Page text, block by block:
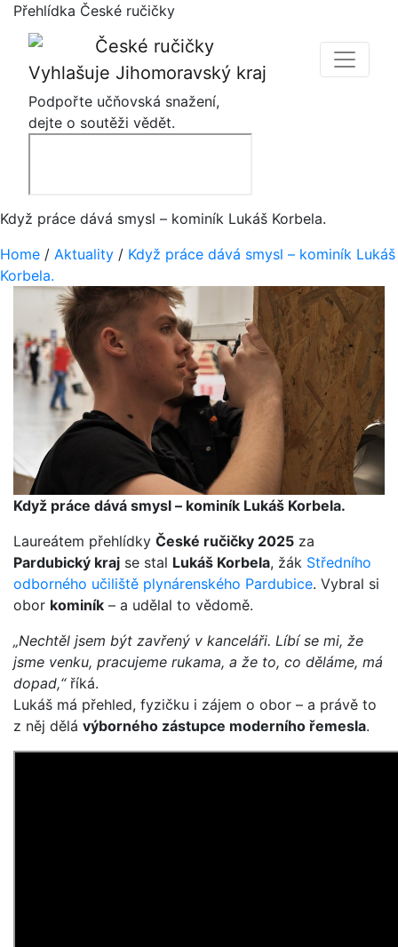
Přehlídka České ručičky
Vyhlašuje Jihomoravský kraj
Podpořte učňovská snažení,
dejte o soutěži vědět.
Když práce dává smysl – kominík Lukáš Korbela.
Home / Aktuality / Když práce dává smysl – kominík Lukáš
Korbela.
Když práce dává smysl – kominík Lukáš Korbela.
Laureátem přehlídky České ručičky 2025 za
Pardubický kraj se stal Lukáš Korbela, žák Středního
odborného učiliště plynárenského Pardubice. Vybral si
obor kominík – a udělal to vědomě.
„Nechtěl jsem být zavřený v kanceláři. Líbí se mi, že
jsme venku, pracujeme rukama, a že to, co děláme, má
dopad,“říká.
Lukáš má přehled, fyzičku i zájem o obor – a právě to
z něj dělá výborného zástupce moderního řemesla.